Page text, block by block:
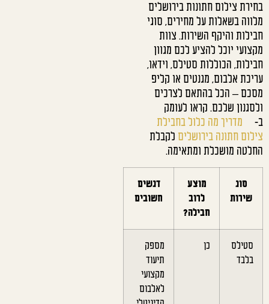
בחירת צילום חתונות בירושלים
מלווה בשאלות על מחירים, סוגי
חבילות והיקף השירות. צוות
מקצועי יוכל להציע לכם מגוון
חבילות, הכוללות סטילס, וידאו,
עריכת אלבום, מגנטים או קליפ
מסכם – הכל בהתאם לצרכים
ולסגנון שלכם. קראו לעומק
ב-
מדריך מה כלול בחבילת
צילום חתונה בירושלים לקבלת
החלטה מושכלת ומתאימה.
סוג
שירות
מוצע
לרוב
חבילה?
דגשים
חשובים
סטילס
בלבד
כן
מספק
תיעוד
מקצועי
לאלבום